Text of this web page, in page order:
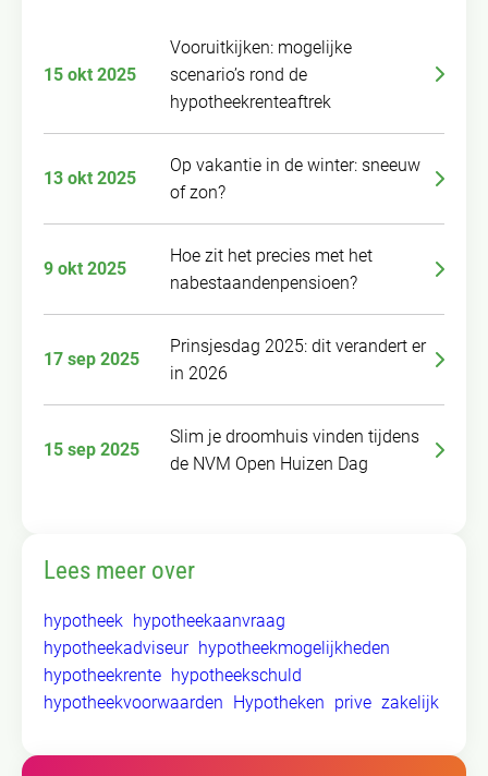
15 okt 2025
Vooruitkijken: mogelijke
scenario’s rond de
hypotheekrenteaftrek
13 okt 2025
Op vakantie in de winter: sneeuw
of zon?
9 okt 2025
Hoe zit het precies met het
nabestaandenpensioen?
17 sep 2025
Prinsjesdag 2025: dit verandert er
in 2026
15 sep 2025
Slim je droomhuis vinden tijdens
de NVM Open Huizen Dag
Lees meer over
hypotheek hypotheekaanvraag
hypotheekadviseur hypotheekmogelijkheden
hypotheekrente hypotheekschuld
hypotheekvoorwaarden Hypotheken prive zakelijk